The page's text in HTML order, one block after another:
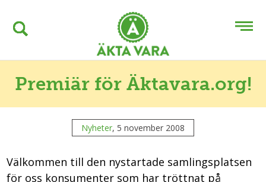
Premiär för Äktavara.org!
Nyheter, 5 november 2008
Välkommen till den nystartade samlingsplatsen
för oss konsumenter som har tröttnat på